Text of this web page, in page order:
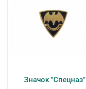
Значок "Спецназ"